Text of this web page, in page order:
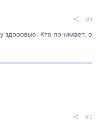
#1
здоровью. Кто понимает, о
#2